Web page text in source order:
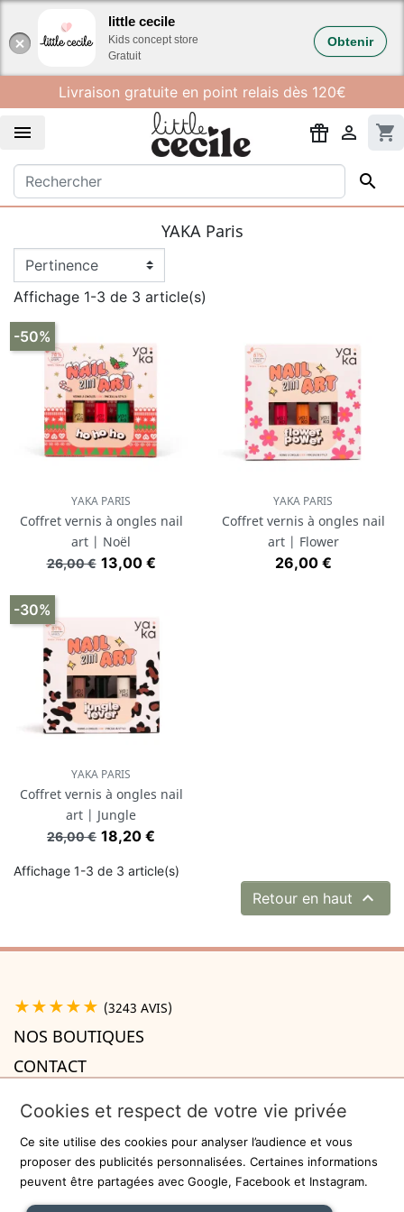
little cecile
Kids concept store
Gratuit
Obtenir
Livraison gratuite en point relais dès 120€
  shopping_cart

YAKA Paris
Affichage 1-3 de 3 article(s)
YAKA PARIS
Coffret vernis à ongles nail
art | Noël
Prix de base
26,00 € Prix
13,00 €
-50%
YAKA PARIS
Coffret vernis à ongles nail
art | Flower
Prix
26,00 €
YAKA PARIS
Coffret vernis à ongles nail
art | Jungle
Prix de base
26,00 € Prix
18,20 €
-30%
Affichage 1-3 de 3 article(s)
Retour en haut 
★★★★★ (3243 AVIS)
NOS BOUTIQUES
CONTACT
INFORMATIONS
Recevez la newsletter
Cookies et respect de votre vie privée
Ce site utilise des cookies pour analyser l’audience et vous
proposer des publicités personnalisées. Certaines informations
peuvent être partagées avec Google, Facebook et Instagram.